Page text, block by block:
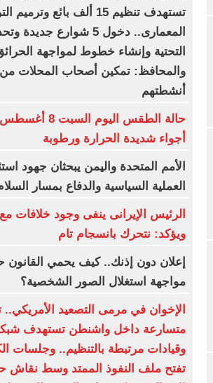
تستهدف تنظيم 15 ألف بائع
المعمارى.. دخول 5 شوارع
التحتية وإنشاء خطوط لمواجهة
والمحافظ: تمكين أصحاب المحلات
أنشطتهم
أجواء شديدة الحرارة ورطوبة
الأمم المتحدة واليمن يبحثان جهود
العملية السياسية والدفاع بمسار
الرئيس الإيرانى ينفى وجود خلافات
ويؤكد: نتحرك بانسجام تام
إعلان دون إذنك.. كيف يحمي
مواجهة استغلال الصور الشخصية؟
الإخوان في مرمى التصعيد
متسارعة داخل واشنطن تستهدف
وقيادات مرتبطة بالتنظيم.. وجلسات
تفتح ملف النفوذ الممتد وسط نقاش